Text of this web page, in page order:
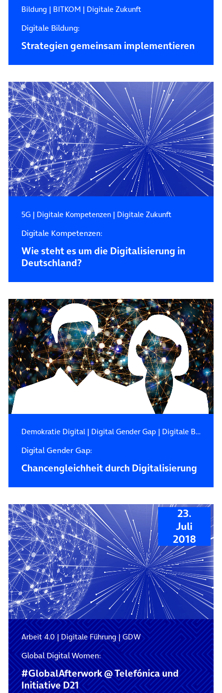
Bildung | BITKOM | Digitale Zukunft
Digitale Bildung:
Strategien gemeinsam implementieren
5G| Digitale Kompetenzen| Digitale Zukunft
Digitale Kompetenzen:
Wie steht es um die Digitalisierung in
Deutschland?
Demokratie Digital| Digital Gender Gap | Digitale Bildung
Digital Gender Gap:
Chancengleichheit durch Digitalisierung
23.
Juli
2018
Arbeit 4.0|Digitale Führung|GDW
Global Digital Women:
#GlobalAfterwork @ Telefónica und
Initiative D21